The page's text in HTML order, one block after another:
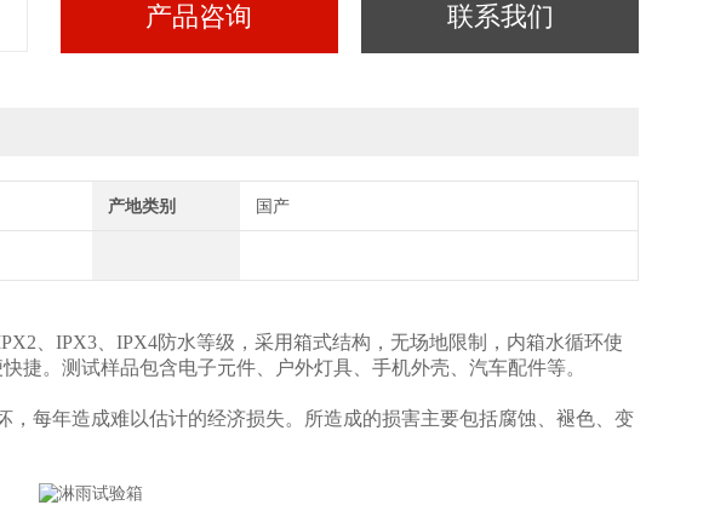
产品咨询 联系我们
产地类别 国产
、IPX3、IPX4防水等级，采用箱式结构，无场地限制，内箱水循环使
捷。测试样品包含电子元件、户外灯具、手机外壳、汽车配件等。
，每年造成难以估计的经济损失。所造成的损害主要包括腐蚀、褪色、变